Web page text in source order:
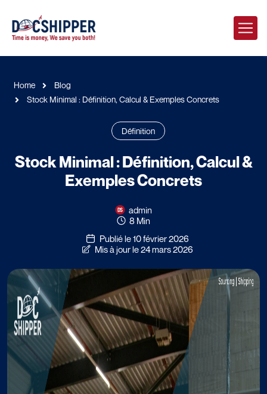
Home
Blog
Stock Minimal : Définition, Calcul & Exemples Concrets
Définition
Stock Minimal : Définition, Calcul &
Exemples Concrets
admin
8 Min
Publié le 10 février 2026
Mis à jour le 24 mars 2026